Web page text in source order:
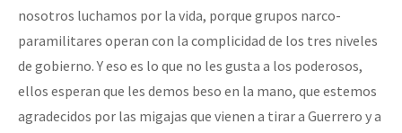
nosotros luchamos por la vida, porque grupos narco-
paramilitares operan con la complicidad de los tres niveles
de gobierno. Y eso es lo que no les gusta a los poderosos,
ellos esperan que les demos beso en la mano, que estemos
agradecidos por las migajas que vienen a tirar a Guerrero y a